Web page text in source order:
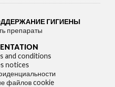
ГИГИЕНЫ
препараты
and conditions
notices
файлов cookie